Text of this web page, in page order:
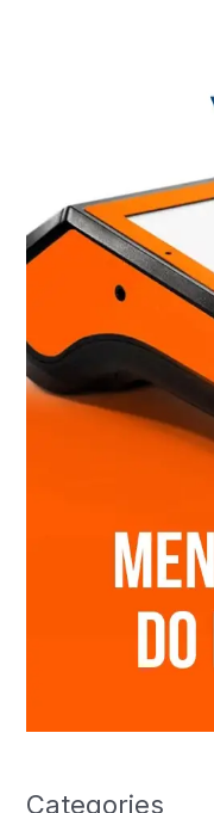
Categories